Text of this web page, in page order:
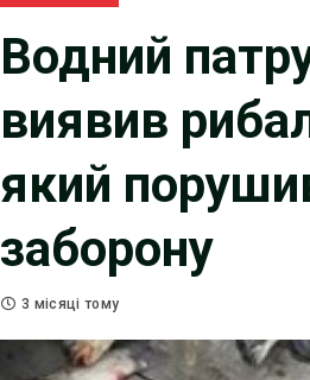
Водний
виявив
який
заборону
3 місяці тому